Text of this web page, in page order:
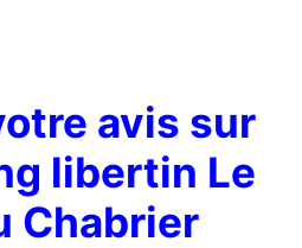
avis sur
libertin Le
Chabrier